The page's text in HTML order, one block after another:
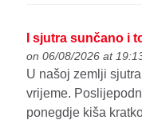
I sjutra sunčano i
on 06/08/2026 at
U našoj zemlji
vrijeme.
ponegdje kiša